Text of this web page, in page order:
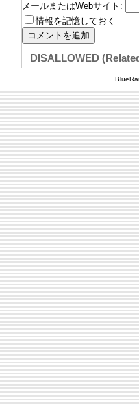
メールまたはWebサイト :
情報を記憶しておく
DISALLOWED